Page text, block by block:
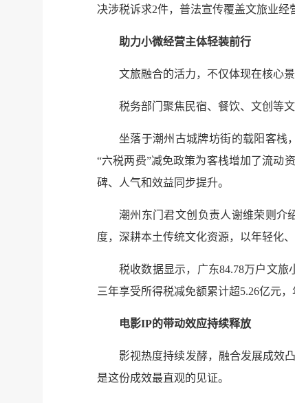
决涉税诉求2件，普法宣传覆盖文旅业经
助力小微经营主体轻装前行
文旅融合的活力，不仅体现在核心
税务部门聚焦民宿、餐饮、文创等
坐落于潮州古城牌坊街的载阳客栈
“六税两费”减免政策为客栈增加了流动
碑、人气和效益同步提升。
潮州东门君文创负责人谢维荣则介
度，深耕本土传统文化资源，以年轻化
税收数据显示，广东84.78万户文
三年享受所得税减免额累计超5.26亿元
电影IP的带动效应持续释放
影视热度持续发酵，融合发展成效
是这份成效最直观的见证。